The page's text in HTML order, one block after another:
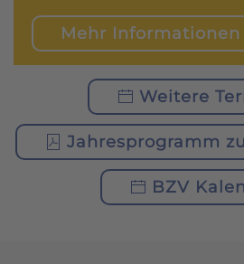
Mehr Informationen
Weitere
Jahresprogramm
BZV